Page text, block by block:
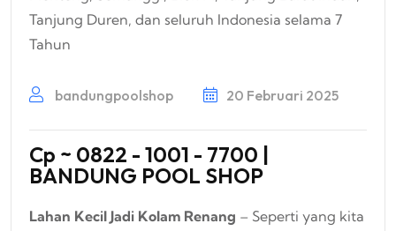
bandungpoolshop 20 Februari 2025
Cp ~ 0822 - 1001 - 7700 |
BANDUNG POOL SHOP
Lahan Kecil Jadi Kolam Renang – Seperti yang kita